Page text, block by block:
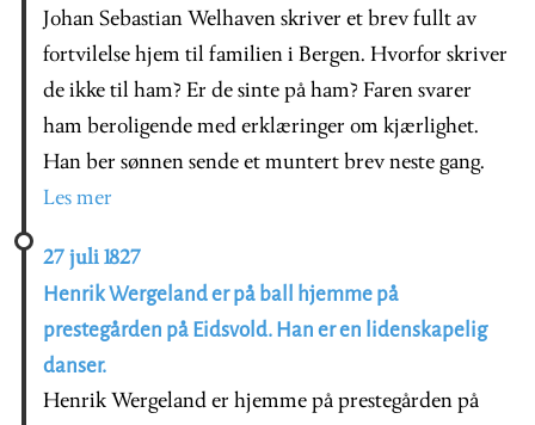
Johan Sebastian Welhaven skriver et brev fullt av
fortvilelse hjem til familien i Bergen. Hvorfor skriver
de ikke til ham? Er de sinte på ham? Faren svarer
ham beroligende med erklæringer om kjærlighet.
Han ber sønnen sende et muntert brev neste gang.
Les mer
27 juli 1827
Henrik Wergeland er på ball hjemme på
prestegården på Eidsvold. Han er en lidenskapelig
danser.
Henrik Wergeland er hjemme på prestegården på